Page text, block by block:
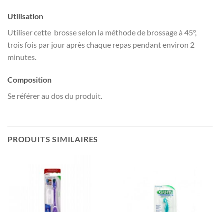
Utilisation
Utiliser cette brosse selon la méthode de brossage à 45°,
trois fois par jour après chaque repas pendant environ 2
minutes.
Composition
Se référer au dos du produit.
PRODUITS SIMILAIRES